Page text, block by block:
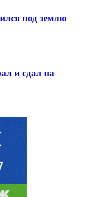
под землю
и сдал на